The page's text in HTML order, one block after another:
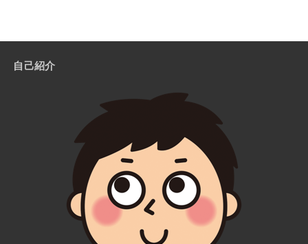
自己紹介